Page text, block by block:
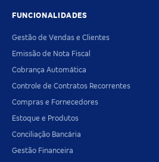
FUNCIONALIDADES
Gestão de Vendas e Clientes
Emissão de Nota Fiscal
Cobrança Automática
Controle de Contratos Recorrentes
Compras e Fornecedores
Estoque e Produtos
Conciliação Bancária
Gestão Financeira